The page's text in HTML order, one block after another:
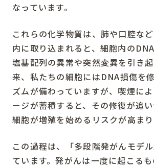
なっています。
これらの化学物質は、肺や口腔な
内に取り込まれると、細胞内の
塩基配列の異常や突然変異を引き
来、私たちの細胞にはDNA損傷を
ズムが備わっていますが、喫煙に
ージが蓄積すると、その修復が追
細胞が増殖を始めるリスクが高まり
この過程は、「多段階発がんモデ
ています。発がんは一度に起こる